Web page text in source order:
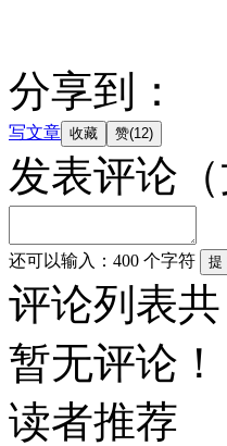
分享到：
写文章
发表评论
还可以输入： 400 个字符
评论列表共
暂无评论！
读者推荐